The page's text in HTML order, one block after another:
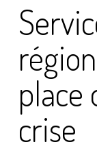
place
crise